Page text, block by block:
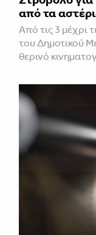
από τα
Από τις 3 μέχρι
του Δημοτικού
θερινό